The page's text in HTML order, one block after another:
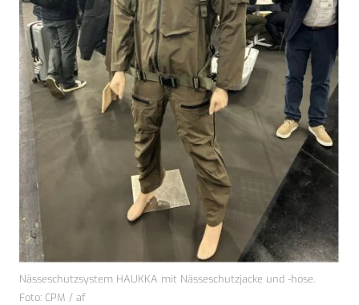
Nässeschutzsystem HAUKKA mit Nässeschutzjacke und -hose.
Foto: CPM / af